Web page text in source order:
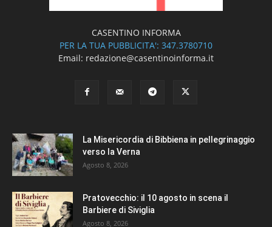
CASENTINO INFORMA
PER LA TUA PUBBLICITA': 347.3780710
Email: redazione@casentinoinforma.it
La Misericordia di Bibbiena in pellegrinaggio
verso la Verna
Agosto 8, 2026
Pratovecchio: il 10 agosto in scena il
Barbiere di Siviglia
Agosto 8, 2026